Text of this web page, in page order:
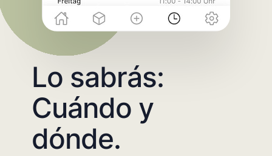
Lo sabrás:
Cuándo y
dónde.